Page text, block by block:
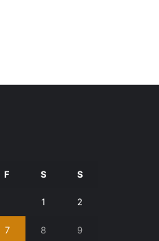
F S S
1 2
7 8 9